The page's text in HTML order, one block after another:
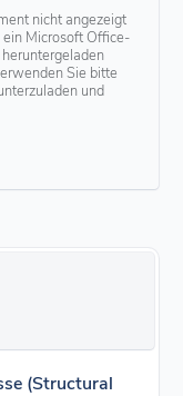
nicht angezeigt
Microsoft Office-
Sie bitte
und
(Structural